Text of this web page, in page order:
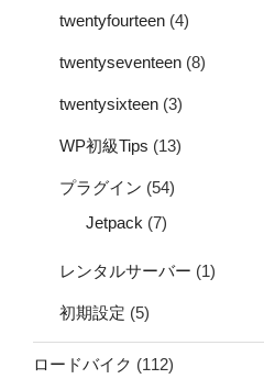
twentyfourteen (4)
twentyseventeen (8)
twentysixteen (3)
WP初級Tips (13)
プラグイン (54)
Jetpack (7)
レンタルサーバー (1)
初期設定 (5)
ロードバイク (112)